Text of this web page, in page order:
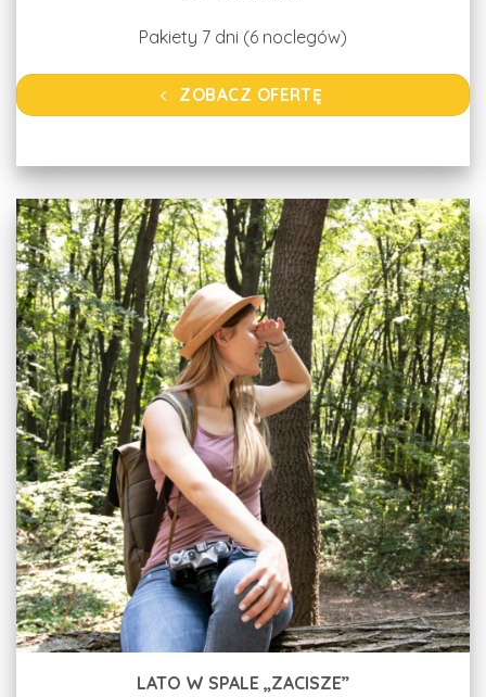
Pakiety 7 dni (6 noclegów)
ZOBACZ OFERTĘ
LATO W SPALE „ZACISZE”